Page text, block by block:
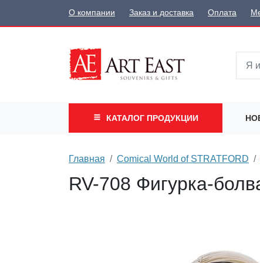
О компании Заказ и доставка Оплата
КАТАЛОГ ПРОДУКЦИИ
Главная Comical World of STRATFORD
RV-708 Фигурка-